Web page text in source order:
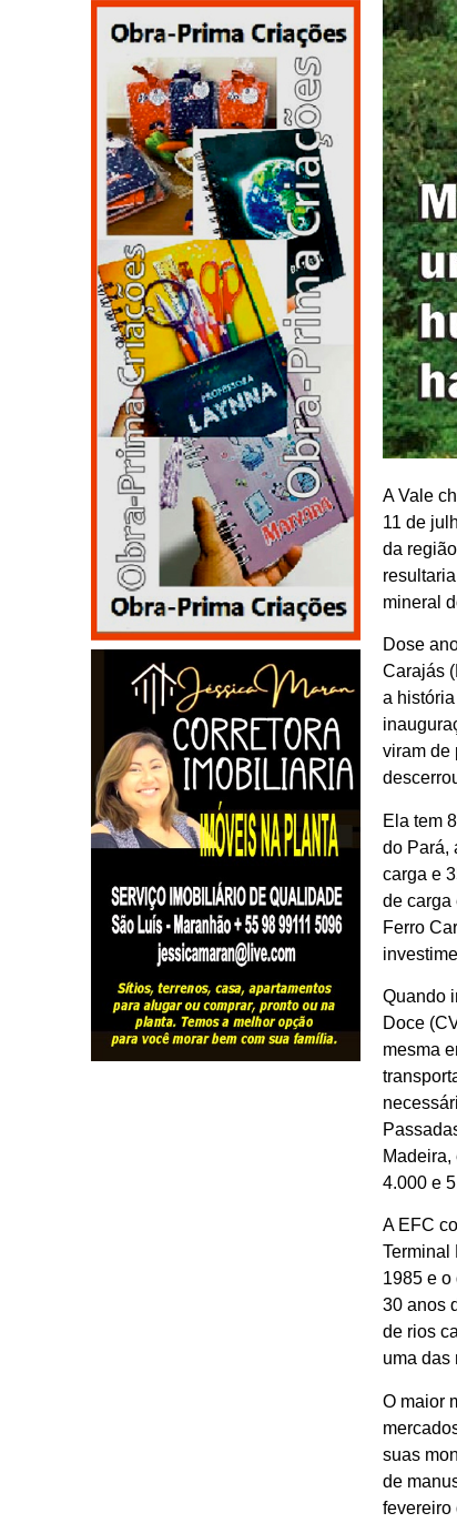
A Vale
11 de
da
mineral
Dose
Carajás
a
viram de
Ela tem
do Pará,
carga e
de carga
Ferro
Quando
Doce
mesma
4.000 e
A EFC
Terminal
1985 e o
30 anos
de rios
uma das
O maior
suas
de
fevereiro